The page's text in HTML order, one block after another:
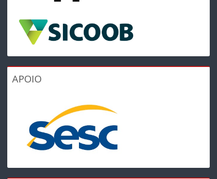
APOIO